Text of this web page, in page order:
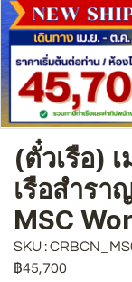
(ตั๋วเรือ)
เรือสำรา
MSC
SKU :
฿45,700